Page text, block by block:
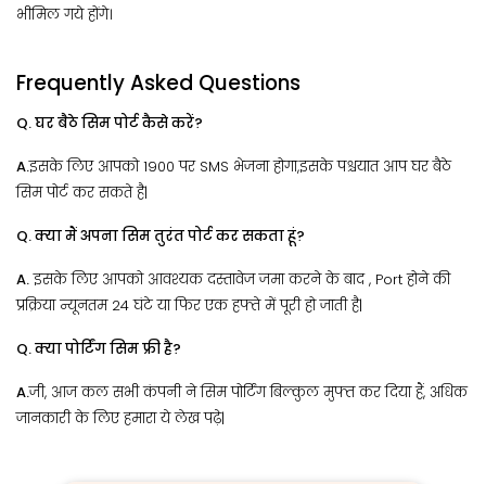
भीमिल गये होंगे।
Frequently Asked Questions
Q. घर बैठे सिम पोर्ट कैसे करें?
A.इसके लिए आपको 1900 पर SMS भेजना होगा,इसके पश्चयात आप घर बैठे
सिम पोर्ट कर सकते है|
Q. क्या मैं अपना सिम तुरंत पोर्ट कर सकता हूं?
A.इसके लिए आपको आवश्यक दस्तावेज जमा करने के बाद , Port होने की
प्रक्रिया न्यूनतम 24 घंटे या फिर एक हफ्ते में पूरी हो जाती है|
Q. क्या पोर्टिंग सिम फ्री है?
A.जी, आज कल सभी कंपनी ने सिम पोर्टिंग बिल्कुल मुफ्त कर दिया हैं, अधिक
जानकारी के लिए हमारा ये लेख पढ़े|